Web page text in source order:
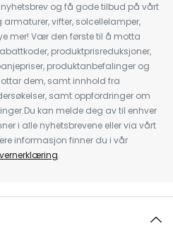
og få gode tilbud på vårt
vifter, solcellelamper,
mer! Vær den første til å motta
produktprisreduksjoner,
produktanbefalinger og
dem, samt innhold fra
samt oppfordringer om
kan melde deg av til enhver
i alle nyhetsbrevene eller via vårt
informasjon finner du i vår
.